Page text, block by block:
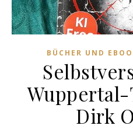
BÜCHER UND
Dirk